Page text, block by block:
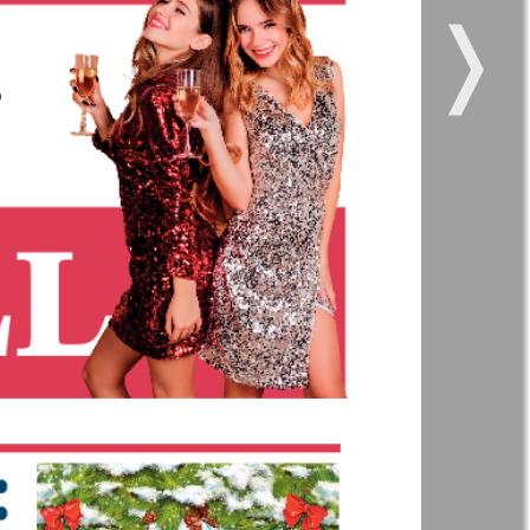
206
201
200
5
11
❭
Город 511
Zeitung Наше время
Panorama-mir
время Русский вояж